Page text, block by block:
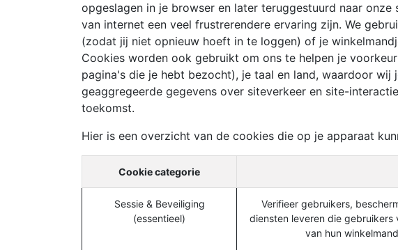
opgeslagen in je browser en later teruggestuurd naar
van internet een veel frustrerendere ervaring zijn. We
(zodat jij niet opnieuw hoeft in te loggen) of je
Cookies worden ook gebruikt om ons te helpen je
pagina's die je hebt bezocht), je taal en land, waardoor
geaggregeerde gegevens over siteverkeer en site-
toekomst.
Hier is een overzicht van de cookies die op je apparaat
Cookie categorie
Sessie & Beveiliging
(essentieel)
Verifieer gebruikers,
diensten leveren die
van hun